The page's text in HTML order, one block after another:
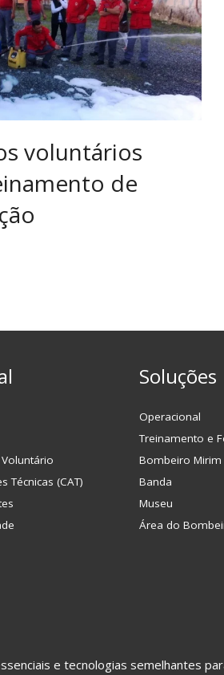
voluntários
de
Técnicas (CAT)
Soluções
Operacional
Treinamento e
Bombeiro Mirim
Banda
Museu
Área do
e tecnologias semelhantes